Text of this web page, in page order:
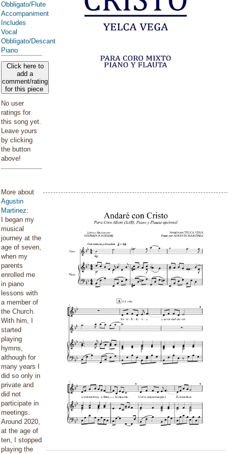
Obbligato/Flute
Accompaniment
Includes
Vocal
Obbligato/Descant
Piano
Click here to
add a
comment/rating
for this piece
No user
ratings for
this song yet.
Leave yours
by clicking
the button
above!
More about
Agustin
Martinez:
I began my
musical
journey at the
age of seven,
when my
parents
enrolled me
in piano
lessons with
a member of
the Church.
With him, I
started
playing
hymns,
although for
many years I
did so only in
private and
did not
participate in
meetings.
Around 2020,
at the age of
ten, I stopped
playing the